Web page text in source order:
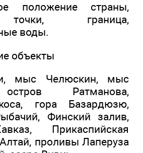
положение страны,
граница,
воды.
объекты
мыс Челюскин, мыс
Ратманова,
гора Базардюзю,
Финский залив,
Прикаспийская
проливы Лаперуза